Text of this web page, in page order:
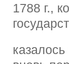
1788 г.,